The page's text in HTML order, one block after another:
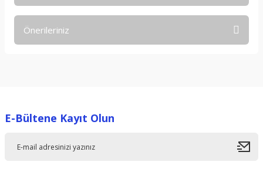
Önerileriniz
Ürün resmi kalitesiz, bozuk veya görüntülenemiyor.
E-Bültene Kayıt Olun